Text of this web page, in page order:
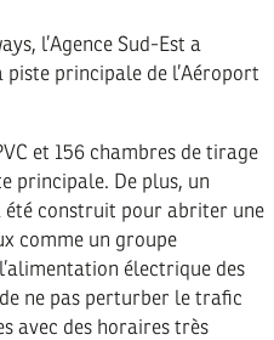
l’Agence Sud-Est a
principale de l’Aéroport
et 156 chambres de tirage
principale. De plus, un
été construit pour abriter une
comme un groupe
électrique des
ne pas perturber le trafic
avec des horaires très